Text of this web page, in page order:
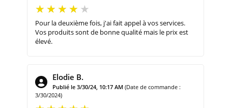
Pour la deuxième fois, j'ai fait appel à vos services.
Vos produits sont de bonne qualité mais le prix est
élevé.
Elodie B.
Publié le 3/30/24, 10:17 AM (Date de commande :
3/30/2024)